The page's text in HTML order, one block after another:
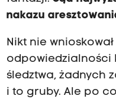
nakazu
Nikt nie
odpowiedzialności
śledztwa, żadnych
i to gruby. Ale po